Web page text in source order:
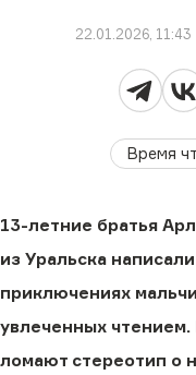
22.01.2026, 11:43
Время
13-летние братья
из Уральска
приключениях
увлеченных
ломают стереотип о